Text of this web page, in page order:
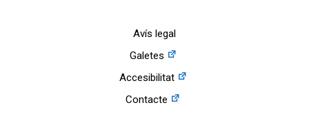
Avís legal
Galetes
Accesibilitat
Contacte